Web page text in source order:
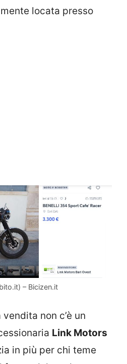
locata presso
– Bicizen.it
non c’è un
Link Motors
in più per chi teme